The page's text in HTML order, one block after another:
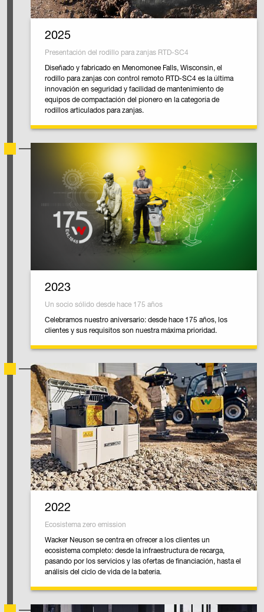
2025
Presentación del rodillo para zanjas RTD-SC4
Diseñado y fabricado en Menomonee Falls, Wisconsin, el
rodillo para zanjas con control remoto RTD-SC4 es la última
innovación en seguridad y facilidad de mantenimiento de
equipos de compactación del pionero en la categoría de
rodillos articulados para zanjas.
2023
Un socio sólido desde hace 175 años
Celebramos nuestro aniversario: desde hace 175 años, los
clientes y sus requisitos son nuestra máxima prioridad.
2022
Ecosistema zero emission
Wacker Neuson se centra en ofrecer a los clientes un
ecosistema completo: desde la infraestructura de recarga,
pasando por los servicios y las ofertas de financiación, hasta el
análisis del ciclo de vida de la batería.